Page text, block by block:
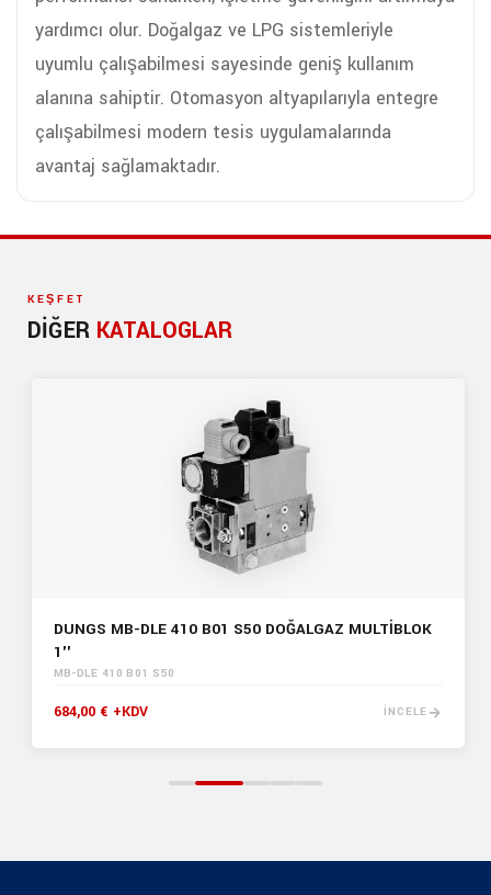
yardımcı olur. Doğalgaz ve LPG sistemleriyle
uyumlu çalışabilmesi sayesinde geniş kullanım
alanına sahiptir. Otomasyon altyapılarıyla entegre
çalışabilmesi modern tesis uygulamalarında
avantaj sağlamaktadır.
KEŞFET
DIĞER KATALOGLAR
DUNGS MB-DLE 410 B01 S50 DOĞALGAZ MULTİBLOK
1''
MB-DLE 410 B01 S50
684,00 € +KDV İNCELE